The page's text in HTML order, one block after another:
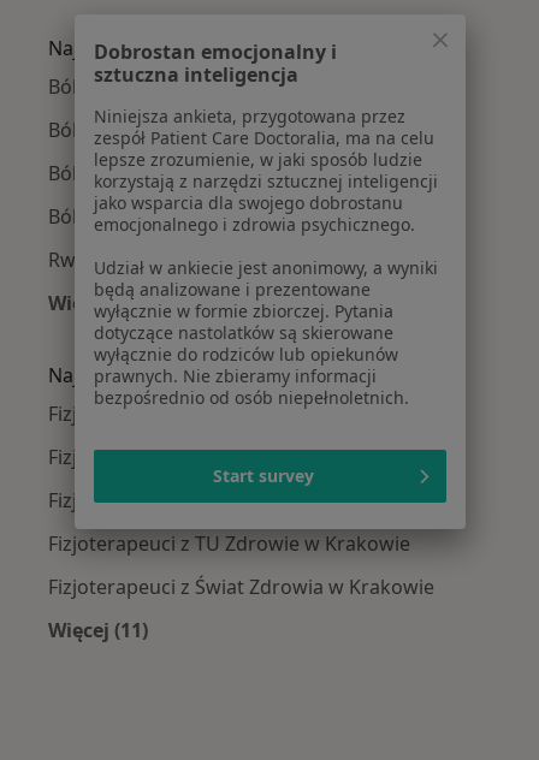
Najczęście leczone choroby
Bóle kręgosłupa w Krakowie
Ból barku w Krakowie
Ból kolana w Krakowie
Ból biodra w Krakowie
Rwa kulszowa w Krakowie
Więcej (15)
Więcej w kategorii: Najczęście leczone
Najpopularniejsze ubezpieczenia
Fizjoterapeuci z Allianz w Krakowie
Fizjoterapeuci z Signal Iduna w Krakowie
Fizjoterapeuci z JP MEDICA w Krakowie
Fizjoterapeuci z TU Zdrowie w Krakowie
Fizjoterapeuci z Świat Zdrowia w Krakowie
Więcej (11)
Dobrostan emocjonalny i
sztuczna inteligencja
Niniejsza ankieta, przygotowana przez
zespół Patient Care Doctoralia, ma na celu
lepsze zrozumienie, w jaki sposób ludzie
korzystają z narzędzi sztucznej inteligencji
jako wsparcia dla swojego dobrostanu
emocjonalnego i zdrowia psychicznego.
Udział w ankiecie jest anonimowy, a wyniki
będą analizowane i prezentowane
wyłącznie w formie zbiorczej. Pytania
dotyczące nastolatków są skierowane
wyłącznie do rodziców lub opiekunów
prawnych. Nie zbieramy informacji
bezpośrednio od osób niepełnoletnich.
Start survey